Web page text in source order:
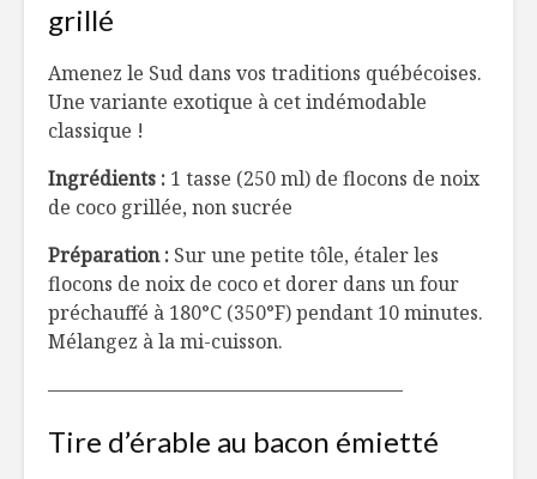
grillé
Amenez le Sud dans vos traditions québécoises.
Une variante exotique à cet indémodable
classique !
Ingrédients : 1 tasse (250 ml) de flocons de noix
de coco grillée, non sucrée
Préparation : Sur une petite tôle, étaler les
flocons de noix de coco et dorer dans un four
préchauffé à 180°C (350°F) pendant 10 minutes.
Mélangez à la mi-cuisson.
——————————————————–
Tire d’érable au bacon émietté